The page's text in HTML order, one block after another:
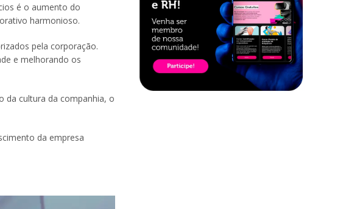
é o aumento do
harmonioso.
pela corporação.
e melhorando os
da cultura da companhia, o
da empresa